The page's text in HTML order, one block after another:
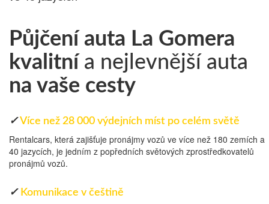
Půjčení auta La Gomera
kvalitní a nejlevnější auta
na vaše cesty
✓Více než 28 000 výdejních míst po celém světě
Rentalcars, která zajišťuje pronájmy vozů ve více než 180 zemích a
40 jazycích, je jedním z popředních světových zprostředkovatelů
pronájmů vozů.
✓ Komunikace v češtině